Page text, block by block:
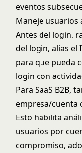
eventos
Maneje usuarios
Antes del login,
del login, alias el
para que pueda
login con
Para SaaS B2B,
empresa/cuenta
Esto habilita
usuarios por
compromiso,